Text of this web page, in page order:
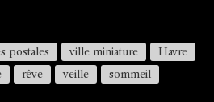
postales ville miniature
Havre
rêve veille
sommeil